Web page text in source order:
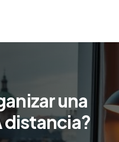
una
distancia?